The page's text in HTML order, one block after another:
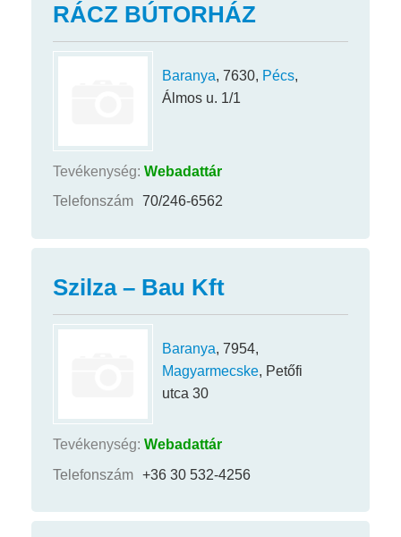
RÁCZ BÚTORHÁZ
Baranya, 7630, Pécs,
Álmos u. 1/1
Tevékenység: Webadattár
Telefonszám 70/246-6562
Szilza – Bau Kft
Baranya, 7954,
Magyarmecske, Petőfi
utca 30
Tevékenység: Webadattár
Telefonszám +36 30 532-4256